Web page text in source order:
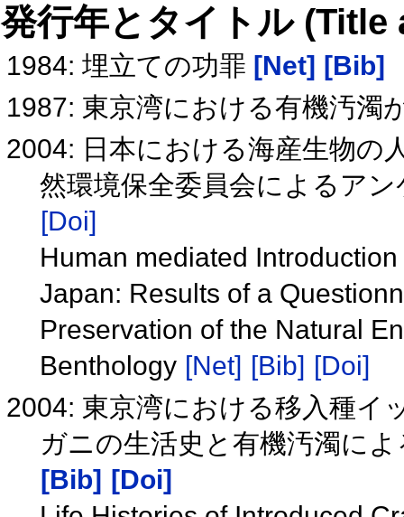
発行年とタイトル
1984: 埋立ての功罪 [Net] [Bib]
1987: 東京湾における有機汚濁
2004: 日本における海産生物の
然環境保全委員会によるア
[Doi]
Human mediated
Japan: Results of a
Preservation of the Natural
Benthology [Net] [Bib] [Doi]
2004: 東京湾における移入種イ
ガニの生活史と有機汚濁に
[Bib]
[Doi]